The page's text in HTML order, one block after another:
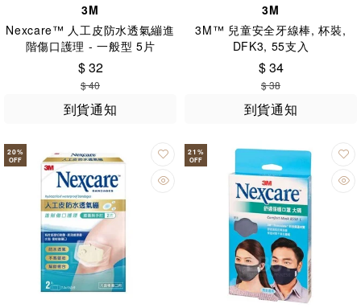
3M
Nexcare™ 人工皮防水透氣繃進
階傷口護理 - 一般型 5片
$ 32
$ 40
到貨通知
3M
3M™ 兒童安全牙線棒, 杯裝,
DFK3, 55支入
$ 34
$ 38
到貨通知
20%
OFF
21%
OFF